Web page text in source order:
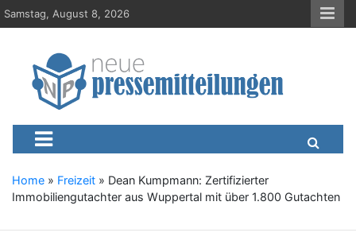
S
k
Samstag, August 8, 2026
Neue-
Presseportal, Nachrichten, News, Meldungen, Wirtschaft
Home » Freizeit » Dean Kumpmann: Zertifizierter
Immobiliengutachter aus Wuppertal mit über 1.800 Gutachten